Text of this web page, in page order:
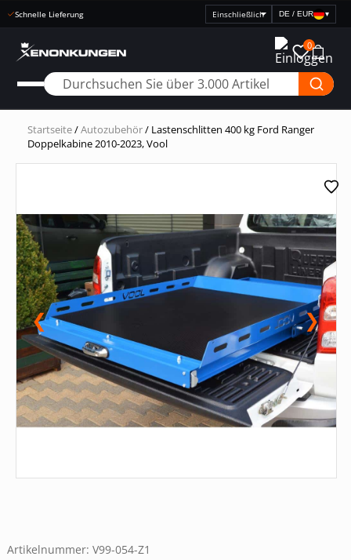
Schnelle Lieferung
PreisanzeigeDE / EUR ▾
0
Startseite/Autozubehör/ Lastenschlitten 400 kg Ford Ranger
Doppelkabine 2010-2023, Vool
❮ ❯
Artikelnummer: V99-054-Z1